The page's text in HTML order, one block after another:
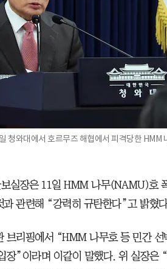
청와대에서 호르무즈 해협에서 피격당한 HMM
실장은 11일 HMM 나무(NAMU)호
과 관련해 “강력히 규탄한다”고 밝혔
브리핑에서 “HMM 나무호 등 민간 선
장”이라며 이같이 말했다. 위 실장은